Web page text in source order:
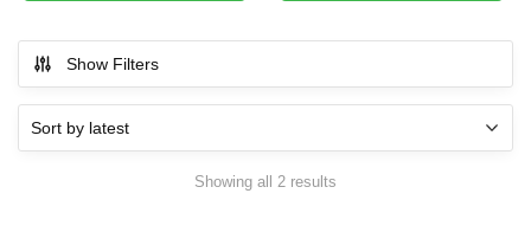
Show Filters
Showing all 2 results